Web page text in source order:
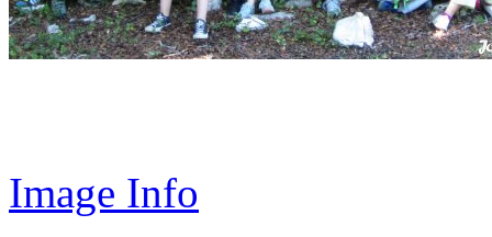
Image Info